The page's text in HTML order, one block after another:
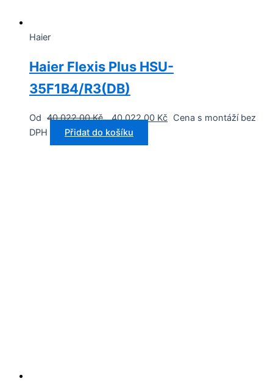
Haier
Haier Flexis Plus HSU-
35F1B4/R3(DB)
Od 40 022,00Kč 40 022,00 Kč Cena s montáží bez
DPH
Přidat do košíku